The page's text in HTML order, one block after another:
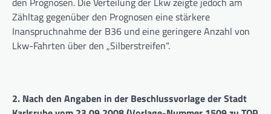
Zähltag gegenüber den Prognosen eine stärkere
Inanspruchnahme der B36 und eine geringere Anzahl von
Lkw-Fahrten über den „Silberstreifen“.
2. Nach den Angaben in der Beschlussvorlage der Stadt